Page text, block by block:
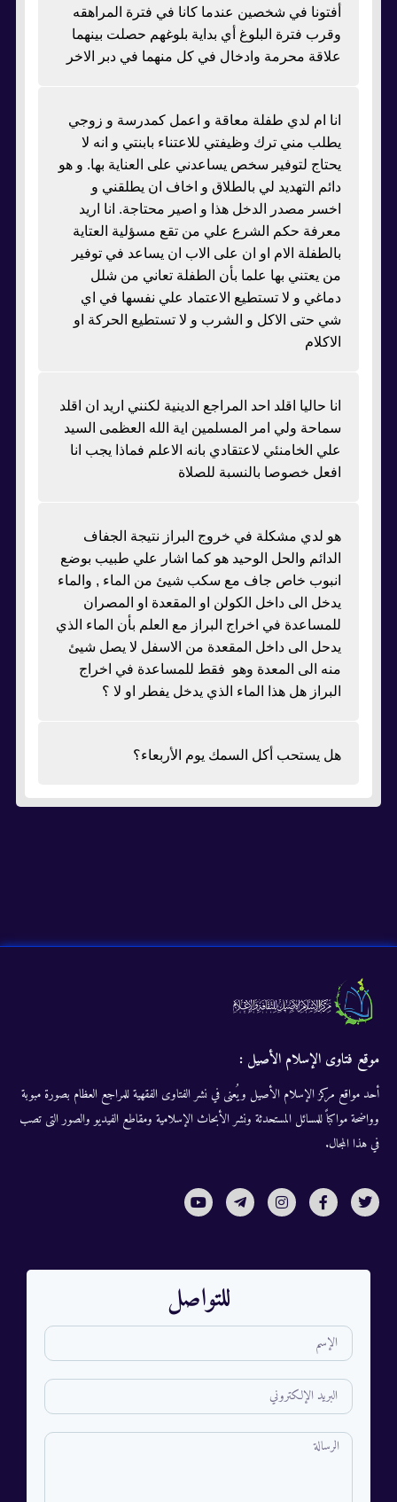
أفتونا في شخصين عندما كانا في فترة المراهقه
وقرب فترة البلوغ أي بداية بلوغهم حصلت بينهما
علاقة محرمة وادخال في كل منهما في دبر الاخر
انا ام لدي طفلة معاقة و اعمل كمدرسة و زوجي
يطلب مني ترك وظيفتي للاعتناء بابنتي و انه لا
يحتاج لتوفير سخص يساعدني على العناية بها. و هو
دائم التهديد لي بالطلاق و اخاف ان يطلقني و
اخسر مصدر الدخل هذا و اصير محتاجة. انا اريد
معرفة حكم الشرع علي من تقع مسؤلية العتاية
بالطفلة الام او ان على الاب ان يساعد في توفير
من يعتني بها علما بأن الطفلة تعاني من شلل
دماغي و لا تستطيع الاعتماد علي نفسها في اي
شي حتى الاكل و الشرب و لا تستطيع الحركة او
الاكلام
انا حاليا اقلد احد المراجع الدينية لكنني اريد ان اقلد
سماحة ولي امر المسلمين اية الله العظمى السيد
علي الخامنئي لاعتقادي بانه الاعلم فماذا يجب انا
افعل خصوصا بالنسبة للصلاة
هو لدي مشكلة في خروج البراز نتيجة الجفاف
الدائم والحل الوحيد هو كما اشار علي طبيب بوضع
انبوب خاص جاف مع سكب شيئ من الماء , والماء
يدخل الى داخل الكولن او المقعدة او المصران
للمساعدة في اخراج البراز مع العلم بأن الماء الذي
يدحل الى داخل المقعدة من الاسفل لا يصل شيئ
منه الى المعدة وهو فقط للمساعدة في اخراج
البراز هل هذا الماء الذي يدخل يفطر او لا ؟
هل يستحب أكل السمك يوم الأربعاء؟
موقع فتاوى الإسلام الأصيل :
أحد مواقع مركز الإسلام الأصيل ويُعنى في نشر الفتاوى الفقهية للمراجع العظام بصورة مبوبة
وواضحة مواكباً للمسائل المستحدثة ونشر الأبحاث الإسلامية ومقاطع الفيديو والصور التى تصب
في هذا المجال.
للتواصل